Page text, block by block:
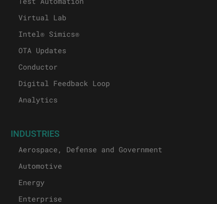
Virtual Lab
Intel® Simics®
OTA Updates
Conductor
Digital Feedback Loop
Analytics
INDUSTRIES
Aerospace, Defense and Government
Automotive
Energy
Enterprise